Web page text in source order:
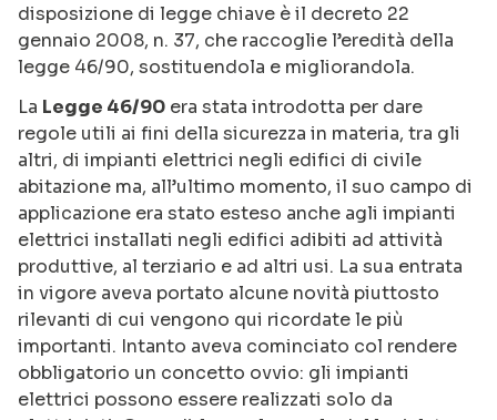
disposizione di legge chiave è il decreto 22
gennaio 2008, n. 37, che raccoglie l’eredità della
legge 46/90, sostituendola e migliorandola.
La Legge 46/90 era stata introdotta per dare
regole utili ai fini della sicurezza in materia, tra gli
altri, di impianti elettrici negli edifici di civile
abitazione ma, all’ultimo momento, il suo campo di
applicazione era stato esteso anche agli impianti
elettrici installati negli edifici adibiti ad attività
produttive, al terziario e ad altri usi. La sua entrata
in vigore aveva portato alcune novità piuttosto
rilevanti di cui vengono qui ricordate le più
importanti. Intanto aveva cominciato col rendere
obbligatorio un concetto ovvio: gli impianti
elettrici possono essere realizzati solo da